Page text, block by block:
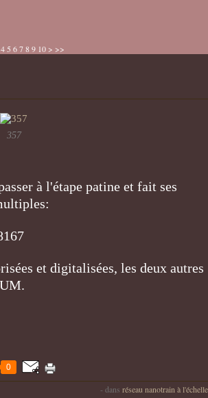
4 5 6 7 8 9 10 > >>
357
à l'étape patine et fait ses
et digitalisées, les deux autres
0
- dans réseau nanotrain à